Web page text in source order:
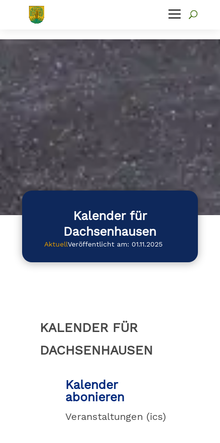
Kalender für
Dachsenhausen
AktuellVeröffentlicht am: 01.11.2025
KALENDER FÜR
DACHSENHAUSEN
Kalender
abonieren
Veranstaltungen (ics)